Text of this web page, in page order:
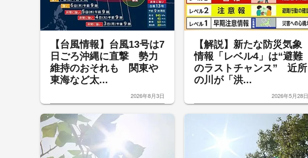
【台風情報】台風13号は7
日ごろ沖縄に直撃 勢力
維持のおそれも 関東や
東海など太...
2026年8月3日
【解説】新たな防災気象
情報「レベル4」は“避難
のラストチャンス” 近所
の川が「洪...
2026年5月28日